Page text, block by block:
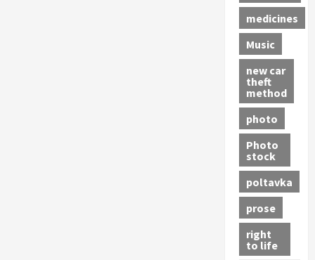
medicines
Music
new car
theft
method
photo
Photo
stock
poltavka
prose
right
to life